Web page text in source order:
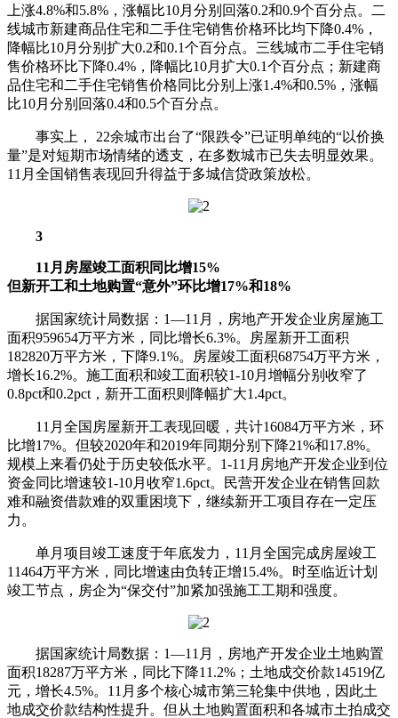
上涨4.8%和5.8%，涨幅比10月分别回落0.2和0.9个百分点。二
线城市新建商品住宅和二手住宅销售价格环比均下降0.4%，
降幅比10月分别扩大0.2和0.1个百分点。三线城市二手住宅销
售价格环比下降0.4%，降幅比10月扩大0.1个百分点；新建商
品住宅和二手住宅销售价格同比分别上涨1.4%和0.5%，涨幅
比10月分别回落0.4和0.5个百分点。
事实上， 22余城市出台了“限跌令”已证明单纯的“以价换
量”是对短期市场情绪的透支，在多数城市已失去明显效果。
11月全国销售表现回升得益于多城信贷政策放松。
3
11月房屋竣工面积同比增15%
但新开工和土地购置“意外”环比增17%和18%
据国家统计局数据：1—11月，房地产开发企业房屋施工
面积959654万平方米，同比增长6.3%。房屋新开工面积
182820万平方米，下降9.1%。房屋竣工面积68754万平方米，
增长16.2%。施工面积和竣工面积较1-10月增幅分别收窄了
0.8pct和0.2pct，新开工面积则降幅扩大1.4pct。
11月全国房屋新开工表现回暖，共计16084万平方米，环
比增17%。但较2020年和2019年同期分别下降21%和17.8%。
规模上来看仍处于历史较低水平。1-11月房地产开发企业到位
资金同比增速较1-10月收窄1.6pct。民营开发企业在销售回款
难和融资借款难的双重困境下，继续新开工项目存在一定压
力。
单月项目竣工速度于年底发力，11月全国完成房屋竣工
11464万平方米，同比增速由负转正增15.4%。时至临近计划
竣工节点，房企为“保交付”加紧加强施工工期和强度。
据国家统计局数据：1—11月，房地产开发企业土地购置
面积18287万平方米，同比下降11.2%；土地成交价款14519亿
元，增长4.5%。11月多个核心城市第三轮集中供地，因此土
地成交价款结构性提升。但从土地购置面积和各城市土拍成交